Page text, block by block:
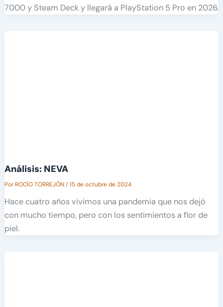
7000 y Steam Deck y llegará a PlayStation 5 Pro en 2026.
Análisis: NEVA
PorROCÍO TORREJÓN/15 de octubre de 2024
Hace cuatro años vivimos una pandemia que nos dejó
con mucho tiempo, pero con los sentimientos a flor de
piel.